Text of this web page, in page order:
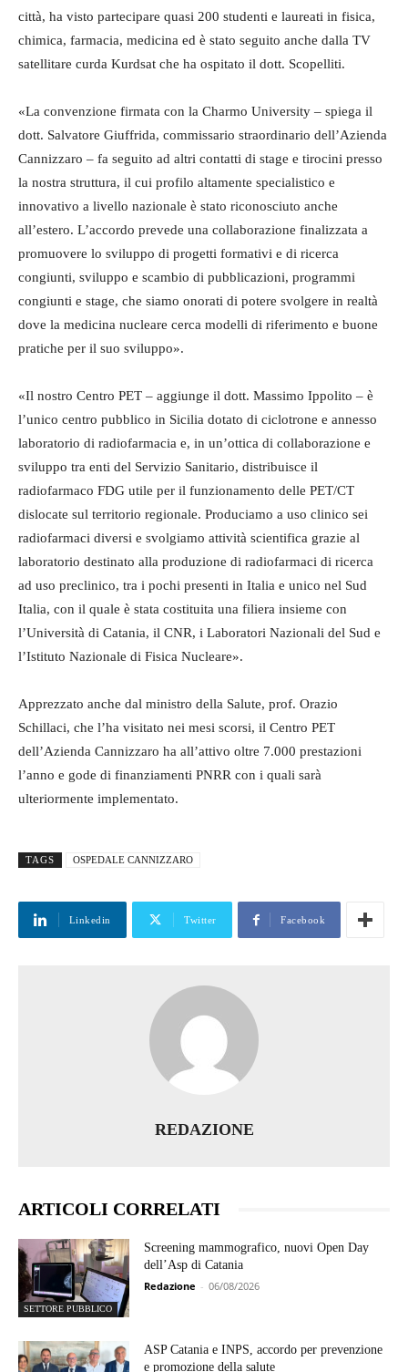
città, ha visto partecipare quasi 200 studenti e laureati in fisica,
chimica, farmacia, medicina ed è stato seguito anche dalla TV
satellitare curda Kurdsat che ha ospitato il dott. Scopelliti.
«La convenzione firmata con la Charmo University – spiega il
dott. Salvatore Giuffrida, commissario straordinario dell’Azienda
Cannizzaro – fa seguito ad altri contatti di stage e tirocini presso
la nostra struttura, il cui profilo altamente specialistico e
innovativo a livello nazionale è stato riconosciuto anche
all’estero. L’accordo prevede una collaborazione finalizzata a
promuovere lo sviluppo di progetti formativi e di ricerca
congiunti, sviluppo e scambio di pubblicazioni, programmi
congiunti e stage, che siamo onorati di potere svolgere in realtà
dove la medicina nucleare cerca modelli di riferimento e buone
pratiche per il suo sviluppo».
«Il nostro Centro PET – aggiunge il dott. Massimo Ippolito – è
l’unico centro pubblico in Sicilia dotato di ciclotrone e annesso
laboratorio di radiofarmacia e, in un’ottica di collaborazione e
sviluppo tra enti del Servizio Sanitario, distribuisce il
radiofarmaco FDG utile per il funzionamento delle PET/CT
dislocate sul territorio regionale. Produciamo a uso clinico sei
radiofarmaci diversi e svolgiamo attività scientifica grazie al
laboratorio destinato alla produzione di radiofarmaci di ricerca
ad uso preclinico, tra i pochi presenti in Italia e unico nel Sud
Italia, con il quale è stata costituita una filiera insieme con
l’Università di Catania, il CNR, i Laboratori Nazionali del Sud e
l’Istituto Nazionale di Fisica Nucleare».
Apprezzato anche dal ministro della Salute, prof. Orazio
Schillaci, che l’ha visitato nei mesi scorsi, il Centro PET
dell’Azienda Cannizzaro ha all’attivo oltre 7.000 prestazioni
l’anno e gode di finanziamenti PNRR con i quali sarà
ulteriormente implementato.
TAGS OSPEDALE CANNIZZARO
Linkedin Twitter Facebook
REDAZIONE
ARTICOLI CORRELATI
SETTORE PUBBLICO
Screening mammografico, nuovi Open Day
dell’Asp di Catania
Redazione - 06/08/2026
ASP Catania e INPS, accordo per prevenzione
e promozione della salute